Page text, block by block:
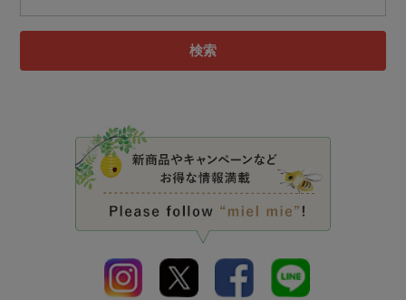
検索